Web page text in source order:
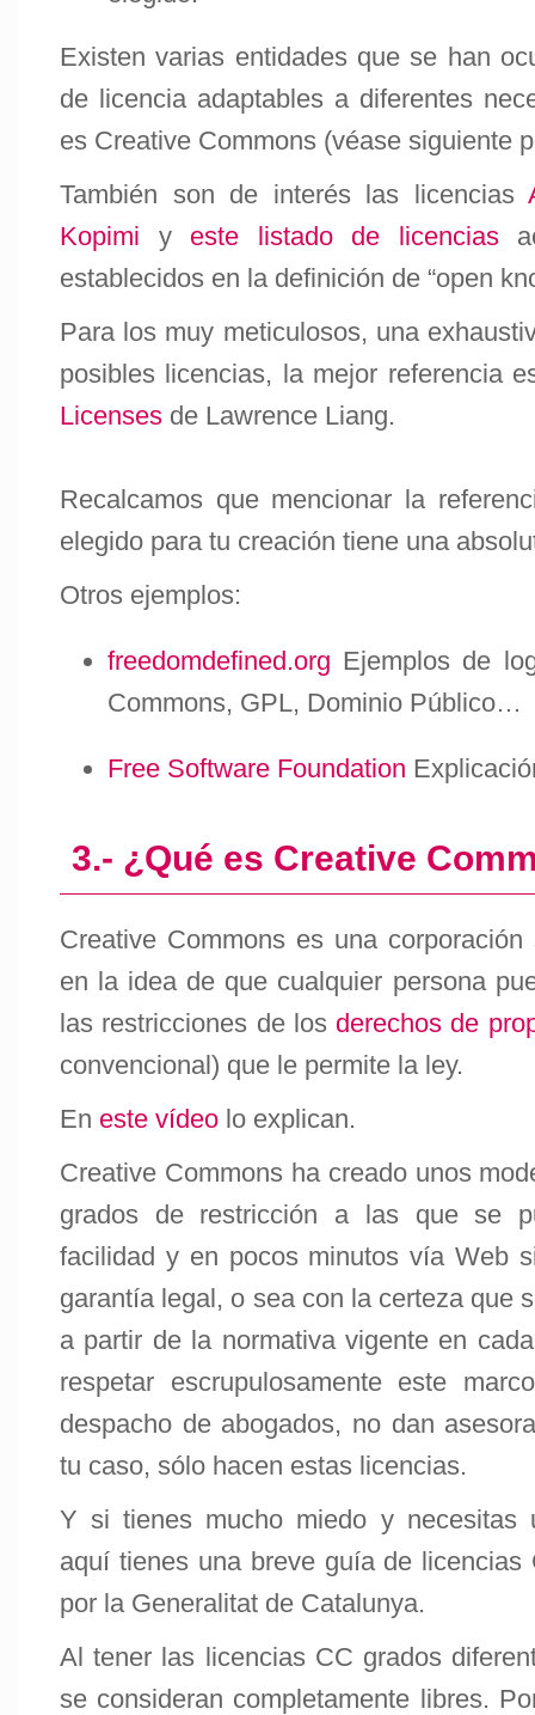
Existen varias entidades que se han
de licencia adaptables a diferentes
es Creative Commons (véase siguiente
También son de interés las licencias
Kopimi y este listado de licencias
establecidos en la definición de “open
Para los muy meticulosos, una
posibles licencias, la mejor referencia
Licenses de Lawrence Liang.
Recalcamos que mencionar la
elegido para tu creación tiene una
Otros ejemplos:
freedomdefined.org Ejemplos de
Commons, GPL, Dominio Público…
Free Software Foundation
3.- ¿Qué es Creative
Creative Commons es una
en la idea de que cualquier persona
las restricciones de los derechos de
convencional) que le permite la ley.
En este vídeo lo explican.
Creative Commons ha creado unos
grados de restricción a las que se
facilidad y en pocos minutos vía Web
garantía legal, o sea con la certeza que
a partir de la normativa vigente en
respetar escrupulosamente este
despacho de abogados, no dan
tu caso, sólo hacen estas licencias.
Y si tienes mucho miedo y necesitas
aquí tienes una breve guía de licencias
por la Generalitat de Catalunya.
Al tener las licencias CC grados
se consideran completamente libres.